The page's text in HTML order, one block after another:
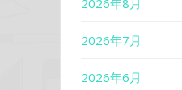
2026年8月
2026年7月
2026年6月